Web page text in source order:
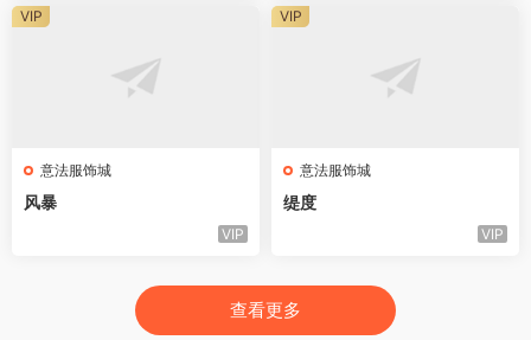
意法服饰城
风暴
VIP
VIP
意法服饰城
缇度
VIP
VIP
查看更多